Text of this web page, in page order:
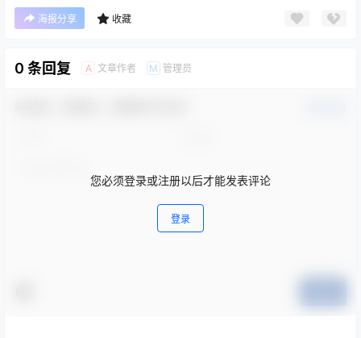
海报分享 收藏
0 条回复 A 文章作者 M 管理员
您必须登录或注册以后才能发表评论
登录